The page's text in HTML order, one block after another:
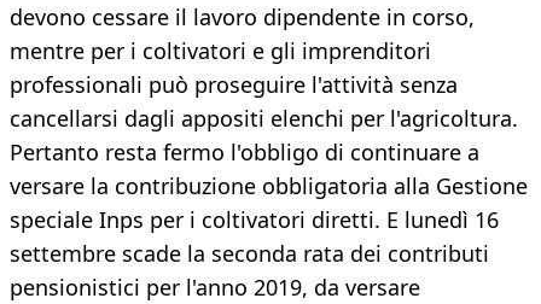
devono cessare il lavoro dipendente in corso,
mentre per i coltivatori e gli imprenditori
professionali può proseguire l'attività senza
cancellarsi dagli appositi elenchi per l'agricoltura.
Pertanto resta fermo l'obbligo di continuare a
versare la contribuzione obbligatoria alla Gestione
speciale Inps per i coltivatori diretti. E lunedì 16
settembre scade la seconda rata dei contributi
pensionistici per l'anno 2019, da versare